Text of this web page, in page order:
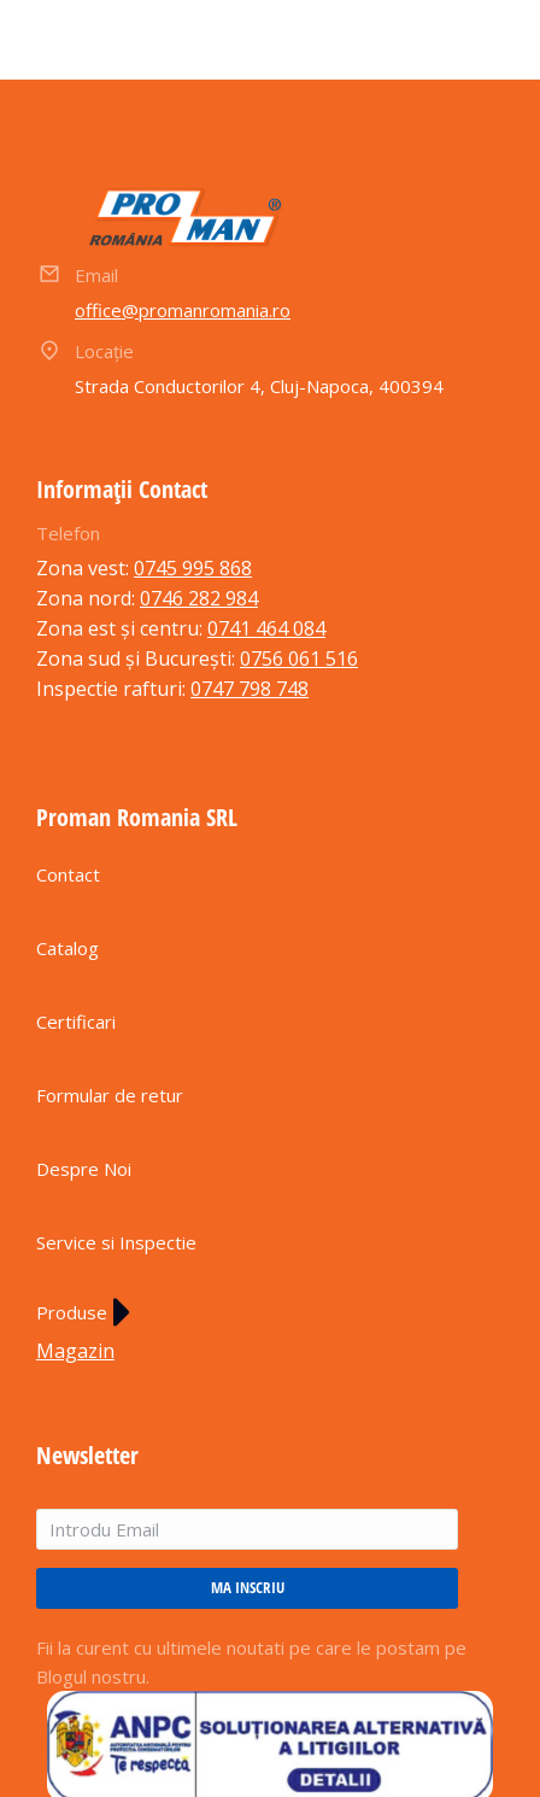
Email
office@promanromania.ro
Locație
Strada Conductorilor 4, Cluj-Napoca, 400394
Informații Contact
Telefon
Zona vest: 0745 995 868
Zona nord: 0746 282 984
Zona est și centru: 0741 464 084
Zona sud și București: 0756 061 516
Inspectie rafturi: 0747 798 748
Proman Romania SRL
Contact
Catalog
Certificari
Formular de retur
Despre Noi
Service si Inspectie
Produse
Magazin
Newsletter
MA INSCRIU
Fii la curent cu ultimele noutati pe care le postam pe
Blogul nostru.